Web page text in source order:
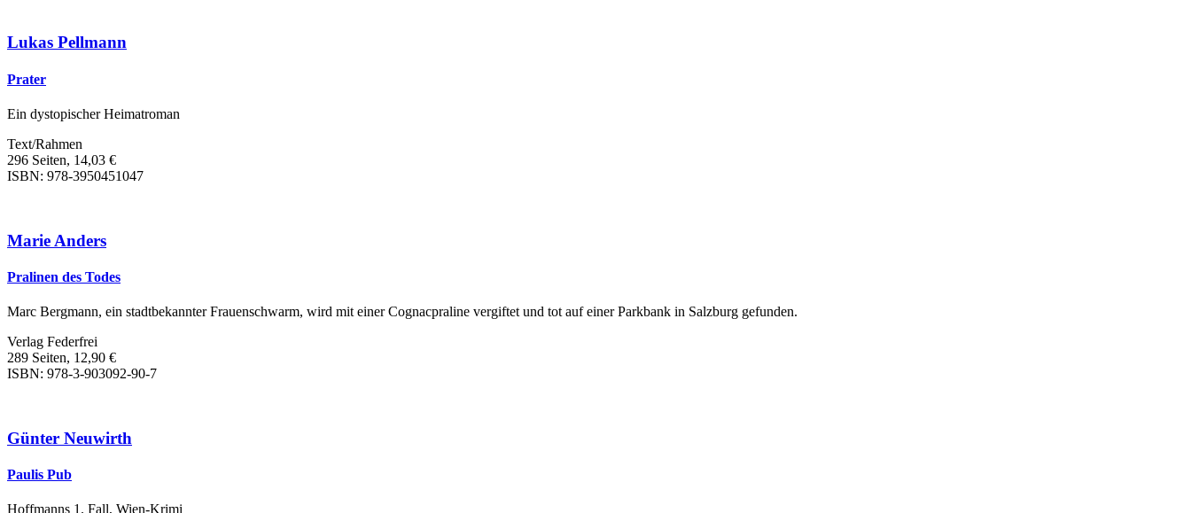
Lukas Pellmann
Prater
Ein dystopischer Heimatroman
Text/Rahmen
296 Seiten, 14,03 €
ISBN: 978-3950451047
Marie Anders
Pralinen des Todes
Marc Bergmann, ein stadtbekannter Frauenschwarm, wird mit einer Cognacpraline vergiftet und tot auf einer Parkbank in Salzburg gefunden.
Verlag Federfrei
289 Seiten, 12,90 €
ISBN: 978-3-903092-90-7
Günter Neuwirth
Paulis Pub
Hoffmanns 1. Fall, Wien-Krimi